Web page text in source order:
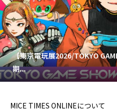
【東京電玩展2026/TOKYO
期...
MICE TIMES ONLINEについて